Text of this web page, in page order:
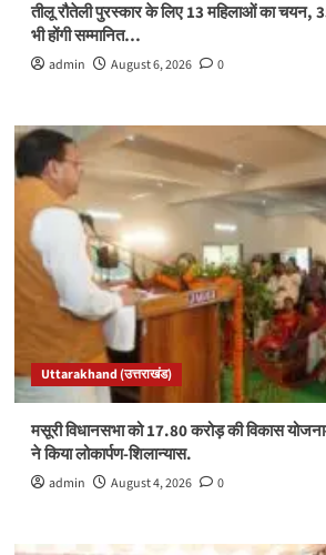
तीलू रौतेली पुरस्कार के लिए 13 महिलाओं का चयन,
भी होंगी सम्मानित…
admin August 6, 2026 0
Uttarakhand (उत्तराखंड)
मसूरी विधानसभा को 17.80 करोड़ की विकास
ने किया लोकार्पण-शिलान्यास.
admin August 4, 2026 0